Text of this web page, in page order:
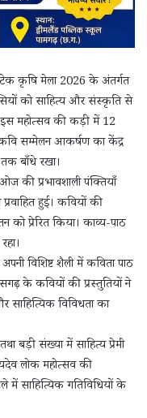
कृषि मेला 2026 के अंतर्गत
को साहित्य और संस्कृति से
महोत्सव की कड़ी में 12
सम्मेलन आकर्षण का केंद्र
बाँधे रखा।
की प्रभावशाली पंक्तियाँ
हुईं। कवियों की
प्रेरित किया। काव्य-पाठ
विशिष्ट शैली में कविता पाठ
के कवियों की प्रस्तुतियों ने
साहित्यिक विविधता का
बड़ी संख्या में साहित्य प्रेमी
लोक महोत्सव की
साहित्यिक गतिविधियों के